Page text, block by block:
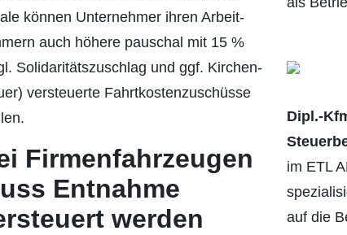
können Unternehmer ihren Arbeit­
auch höhere pauschal mit 15 %
Solidaritätszuschlag und ggf. Kirchen­
versteuerte Fahrtkostenzuschüsse
Firmenfahrzeugen
Entnahme
werden
Dipl.-
im ETL
auf die